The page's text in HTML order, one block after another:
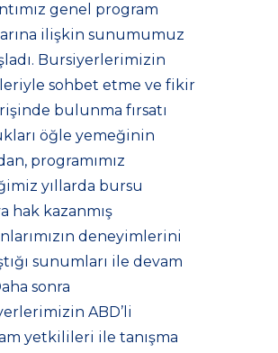
genel program
ilişkin sunumumuz
Bursiyerlerimizin
sohbet etme ve fikir
bulunma fırsatı
öğle yemeğinin
programımız
yıllarda bursu
hak kazanmış
deneyimlerini
sunumları ile devam
sonra
ABD’li
yetkilileri ile tanışma